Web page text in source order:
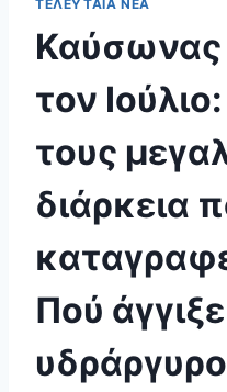
ΤΕΛΕΥΤΑΊΑ ΝΈΑ
τον
τους
διάρκεια
Πού